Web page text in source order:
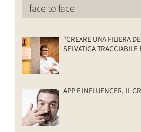
face to face
“CREARE UNA FILIERA
SELVATICA TRACCIABILE
APP E INFLUENCER, IL